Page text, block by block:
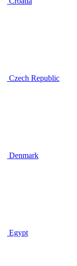
Czech Republic
Denmark
Egypt